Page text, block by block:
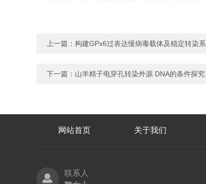
上一篇： 构建GPx6过表达慢病毒载体及稳定转染系
下一篇： 山羊精子电穿孔转染外源 DNA的条件探究
网站首页 关于我们
联系人